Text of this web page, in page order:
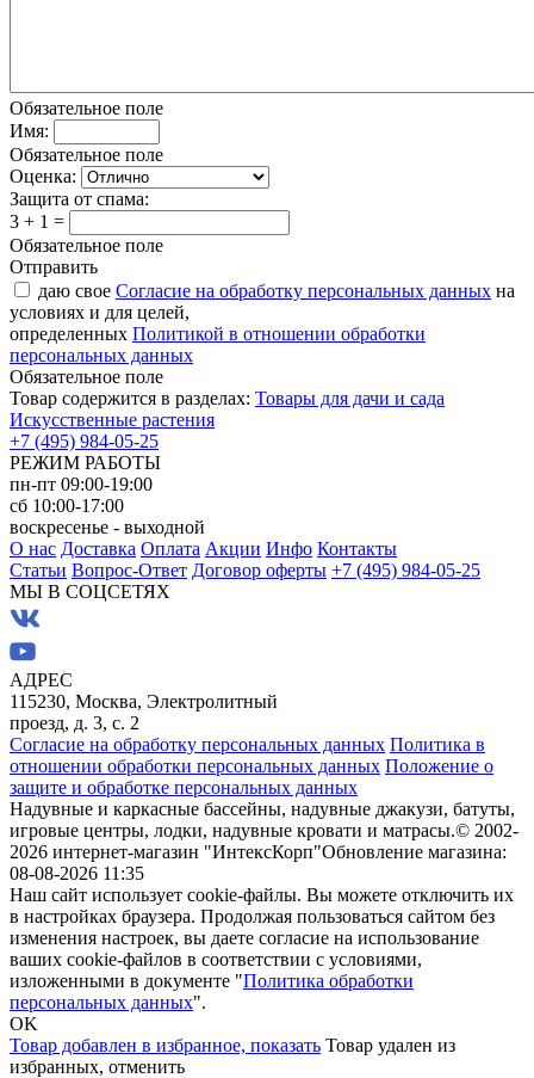
Обязательное поле
Имя:
Обязательное поле
Оценка:
Защита от спама:
3 + 1 =
Обязательное поле
Отправить
даю свое Согласие на обработку персональных данных на
условиях и для целей,
определенных Политикой в отношении обработки
персональных данных
Обязательное поле
Товар содержится в разделах: Товары для дачи и сада
Искусственные растения
+7 (495) 984-05-25
РЕЖИМ РАБОТЫ
пн-пт 09:00-19:00
сб 10:00-17:00
воскресенье - выходной
О нас Доставка Оплата Акции Инфо Контакты
Статьи Вопрос-Ответ Договор оферты +7 (495) 984-05-25
МЫ В СОЦСЕТЯХ
АДРЕС
115230, Москва, Электролитный
проезд, д. 3, с. 2
Согласие на обработку персональных данных Политика в
отношении обработки персональных данных Положение о
защите и обработке персональных данных
Надувные и каркасные бассейны, надувные джакузи, батуты,
игровые центры, лодки, надувные кровати и матрасы.© 2002-
2026 интернет-магазин "ИнтексКорп"Обновление магазина:
08-08-2026 11:35
Наш сайт использует cookie-файлы. Вы можете отключить их
в настройках браузера. Продолжая пользоваться сайтом без
изменения настроек, вы даете согласие на использование
ваших cookie-файлов в соответствии с условиями,
изложенными в документе "Политика обработки
персональных данных".
OK
Товар добавлен в избранное, показать Товар удален из
избранных, отменить